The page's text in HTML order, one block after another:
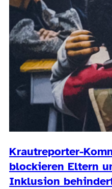
Krautreporter-
blockieren Eltern
Inklusion